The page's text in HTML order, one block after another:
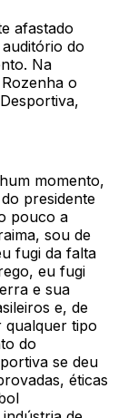
afastado
do
Na
o
momento,
presidente
pouco a
sou de
fugi da falta
eu fugi
e sua
e, de
qualquer tipo
do
se deu
éticas